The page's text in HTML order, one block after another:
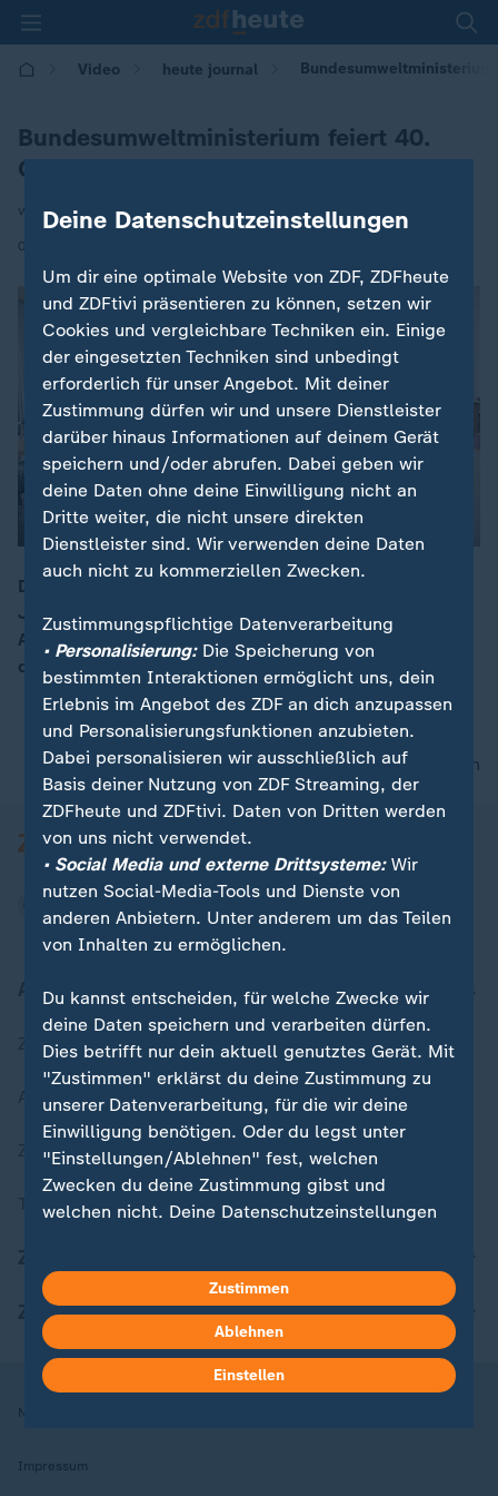
Video heute journal
Bundesumweltministerium feiert 40.
Geburtstag
von Andreas Huppert
02.06.2026 | 21:45
00:15
Das Bundesumweltministerium hat in Berlin den 40.
Jahrestag seiner Gründung gefeiert. Die Festrede hielt
Altbundeskanzlerin Angela Merkel und zeigte sich
dabei auch selbstkritisch.
nach oben
Aktuell bei ZDFheute
Zuletzt veröffentlicht
Aktuelle Sendungs-Videos
ZDFheute Stories
Themen im Überblick
ZDFheute Apps
Nutzungsbedingungen
Impressum
Deine Datenschutzeinstellungen
Um dir eine optimale Website von ZDF, ZDFheute
und ZDFtivi präsentieren zu können, setzen wir
Cookies und vergleichbare Techniken ein. Einige
der eingesetzten Techniken sind unbedingt
erforderlich für unser Angebot. Mit deiner
Zustimmung dürfen wir und unsere Dienstleister
darüber hinaus Informationen auf deinem Gerät
speichern und/oder abrufen. Dabei geben wir
deine Daten ohne deine Einwilligung nicht an
Dritte weiter, die nicht unsere direkten
Dienstleister sind. Wir verwenden deine Daten
auch nicht zu kommerziellen Zwecken.
Zustimmungspflichtige Datenverarbeitung
• Personalisierung:Die Speicherung von
bestimmten Interaktionen ermöglicht uns, dein
Erlebnis im Angebot des ZDF an dich anzupassen
und Personalisierungsfunktionen anzubieten.
Dabei personalisieren wir ausschließlich auf
Basis deiner Nutzung von ZDF Streaming, der
ZDFheute und ZDFtivi. Daten von Dritten werden
von uns nicht verwendet.
• Social Media und externe Drittsysteme:Wir
nutzen Social-Media-Tools und Dienste von
anderen Anbietern. Unter anderem um das Teilen
von Inhalten zu ermöglichen.
Du kannst entscheiden, für welche Zwecke wir
deine Daten speichern und verarbeiten dürfen.
Dies betrifft nur dein aktuell genutztes Gerät. Mit
"Zustimmen" erklärst du deine Zustimmung zu
unserer Datenverarbeitung, für die wir deine
Einwilligung benötigen. Oder du legst unter
"Einstellungen/Ablehnen" fest, welchen
Zwecken du deine Zustimmung gibst und
welchen nicht. Deine Datenschutzeinstellungen
Hier findest du das Impressum.
Weitere Informationen findest du in unserer
Datenschutzerklärung.
Zustimmen
Ablehnen
Einstellen